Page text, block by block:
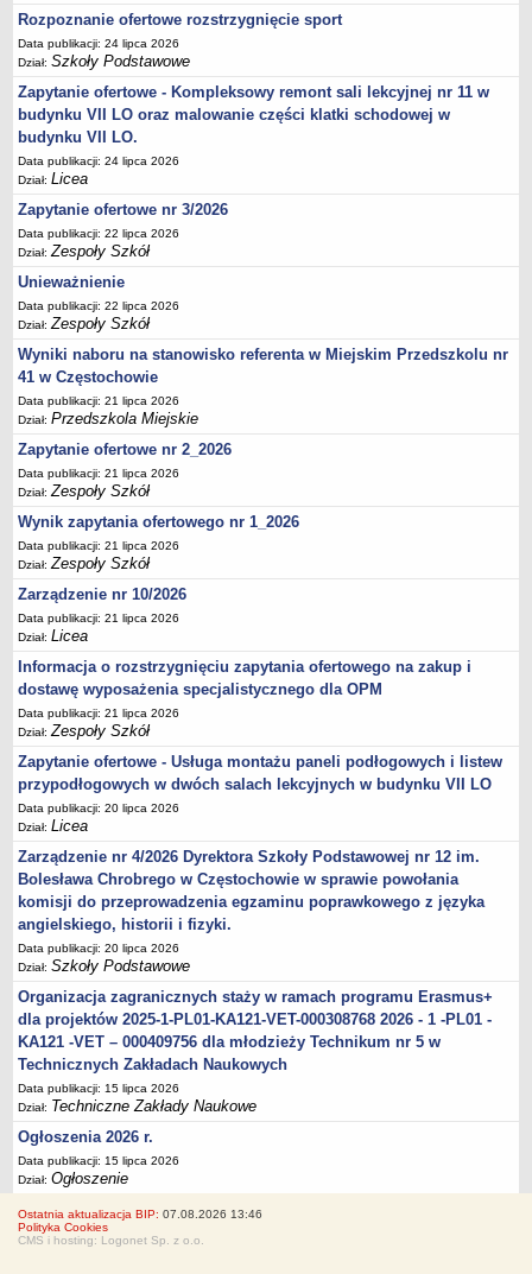
Kontrole
PONOWNE WYKORZYSTYWANIE
Sprawozdania
Deklaracja dostępności
DEKLARACJA DOSTĘPNOŚCI
OŚWIADCZENIA MAJĄTKOWE
PONOWNE WYKORZYSTYWANIE
UDOSTĘPNIANIE INFORMACJI PUBLICZNEJ
OCHRONA DANYCH OSOBOWYCH
Rozpoznanie ofertowe rozstrzygnięcie sport
Data publikacji: 24 lipca 2026
Dział:Szkoły Podstawowe
Zapytanie ofertowe - Kompleksowy remont sali lekcyjnej nr 11 w
budynku VII LO oraz malowanie części klatki schodowej w
budynku VII LO.
Data publikacji: 24 lipca 2026
Dział:Licea
Zapytanie ofertowe nr 3/2026
Data publikacji: 22 lipca 2026
Dział:Zespoły Szkół
Unieważnienie
Data publikacji: 22 lipca 2026
Dział:Zespoły Szkół
Wyniki naboru na stanowisko referenta w Miejskim Przedszkolu nr
41 w Częstochowie
Data publikacji: 21 lipca 2026
Dział:Przedszkola Miejskie
Zapytanie ofertowe nr 2_2026
Data publikacji: 21 lipca 2026
Dział:Zespoły Szkół
Wynik zapytania ofertowego nr 1_2026
Data publikacji: 21 lipca 2026
Dział:Zespoły Szkół
Zarządzenie nr 10/2026
Data publikacji: 21 lipca 2026
Dział:Licea
Informacja o rozstrzygnięciu zapytania ofertowego na zakup i
dostawę wyposażenia specjalistycznego dla OPM
Data publikacji: 21 lipca 2026
Dział:Zespoły Szkół
Zapytanie ofertowe - Usługa montażu paneli podłogowych i listew
przypodłogowych w dwóch salach lekcyjnych w budynku VII LO
Data publikacji: 20 lipca 2026
Dział:Licea
Zarządzenie nr 4/2026 Dyrektora Szkoły Podstawowej nr 12 im.
Bolesława Chrobrego w Częstochowie w sprawie powołania
komisji do przeprowadzenia egzaminu poprawkowego z języka
angielskiego, historii i fizyki.
Data publikacji: 20 lipca 2026
Dział:Szkoły Podstawowe
Organizacja zagranicznych staży w ramach programu Erasmus+
dla projektów 2025-1-PL01-KA121-VET-000308768 2026 - 1 -PL01 -
KA121 -VET – 000409756 dla młodzieży Technikum nr 5 w
Technicznych Zakładach Naukowych
Data publikacji: 15 lipca 2026
Dział: Techniczne Zakłady Naukowe
Ogłoszenia 2026 r.
Data publikacji: 15 lipca 2026
Dział:Ogłoszenie
Ostatnia aktualizacja BIP: 07.08.2026 13:46
Polityka Cookies
CMS i hosting: Logonet Sp. z o.o.